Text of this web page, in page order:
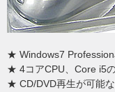
★ Windows7
★ 4コアCPU、Core i5
★ CD/DVD再生が可能な